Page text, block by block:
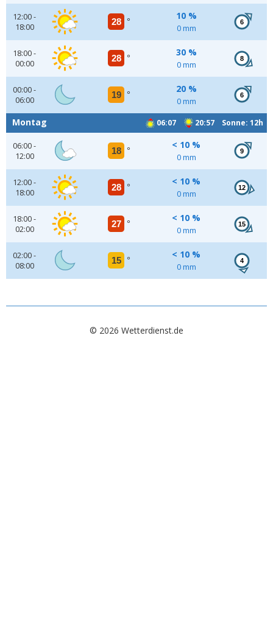
12:00 -
18:00
28 °
10 %
0 mm
6
18:00 -
00:00
28 °
30 %
0 mm
8
00:00 -
06:00
19 °
20 %
0 mm
6
06:07 20:57 Sonne: 12h
Montag
06:00 -
12:00
18 °
< 10 %
0 mm
9
12:00 -
18:00
28 °
< 10 %
0 mm
12
18:00 -
02:00
27 °
< 10 %
0 mm
15
02:00 -
08:00
15 °
< 10 %
0 mm
4
© 2026 Wetterdienst.de